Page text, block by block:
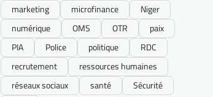
marketing
microfinance
Niger
numérique
OMS OTR
paix
PIA
Police politique
RDC
recrutement
ressources humaines
réseaux sociaux
santé
Sécurité